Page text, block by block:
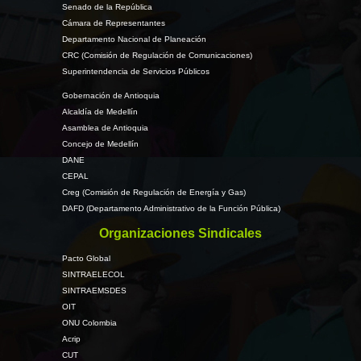
Senado de la República
Cámara de Representantes
Departamento Nacional de Planeación
CRC (Comisión de Regulación de Comunicaciones)
Superintendencia de Servicios Públicos
Gobernación de Antioquia
Alcaldía de Medellín
Asamblea de Antioquia
Concejo de Medellín
DANE
CEPAL
Creg (Comisión de Regulación de Energía y Gas)
DAFD (Departamento Administrativo de la Función Pública)
Organizaciones Sindicales
Pacto Global
SINTRAELECOL
SINTRAEMSDES
OIT
ONU Colombia
Acrip
CUT